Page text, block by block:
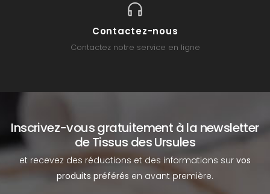
Contactez-nous
Contactez notre service en ligne
Inscrivez-vous gratuitement à la newsletter
de Tissus des Ursules
et recevez des réductions et des informations sur vos
produits préférés en avant première.